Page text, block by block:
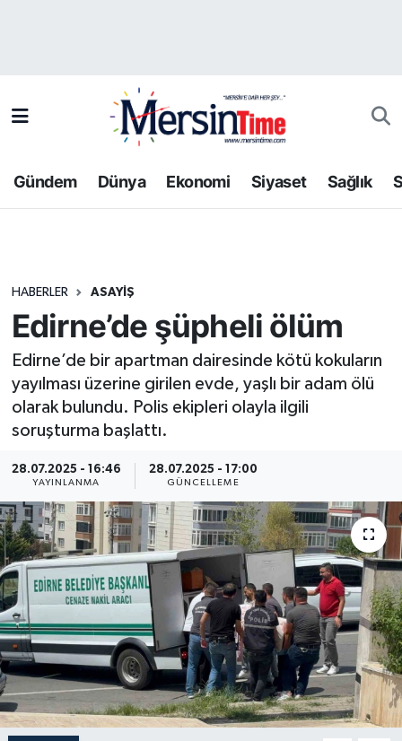
Gündem Dünya Ekonomi Siyaset Sağlık
HABERLER ASAYIŞ
Edirne’de şüpheli ölüm
Edirne’de bir apartman dairesinde kötü kokuların
yayılması üzerine girilen evde, yaşlı bir adam ölü
olarak bulundu. Polis ekipleri olayla ilgili
soruşturma başlattı.
28.07.2025 - 16:46
YAYINLANMA
28.07.2025 - 17:00
GÜNCELLEME
Bilim-Teknoloji
Dünya
Ekonomi
Gündem
Kültür-Sanat
Resmi İlan
Sağlık
Siyaset
Spor
Trafik Durumu
Tüm Manşetler
Haber Arşivi